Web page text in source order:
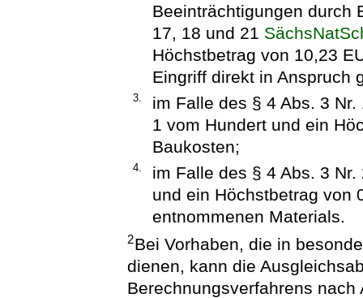
Beeinträchtigungen durch
17, 18 und 21
Höchstbetrag von 10,23
Eingriff direkt in Anspruch
3.
im Falle des § 4 Abs. 3
1 vom Hundert und ein
Baukosten;
4.
im Falle des § 4 Abs. 3
und ein Höchstbetrag von
entnommenen Materials.
2Bei Vorhaben, die in
dienen, kann die
Berechnungsverfahrens